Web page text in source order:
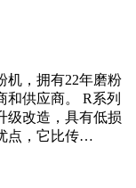
机，拥有22年磨粉
和供应商。 R系列
级改造，具有低损
点，它比传…